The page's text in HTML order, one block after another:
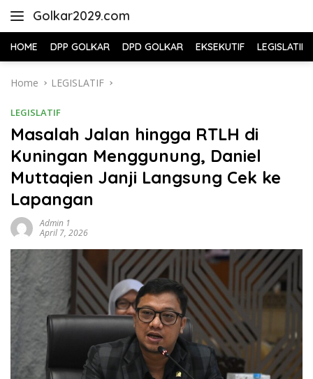
Golkar2029.com
HOME DPP GOLKAR DPD GOLKAR EKSEKUTIF LEGISLATIF
Home LEGISLATIF
LEGISLATIF
Masalah Jalan hingga RTLH di
Kuningan Menggunung, Daniel
Muttaqien Janji Langsung Cek ke
Lapangan
Admin 1
April 7, 2026